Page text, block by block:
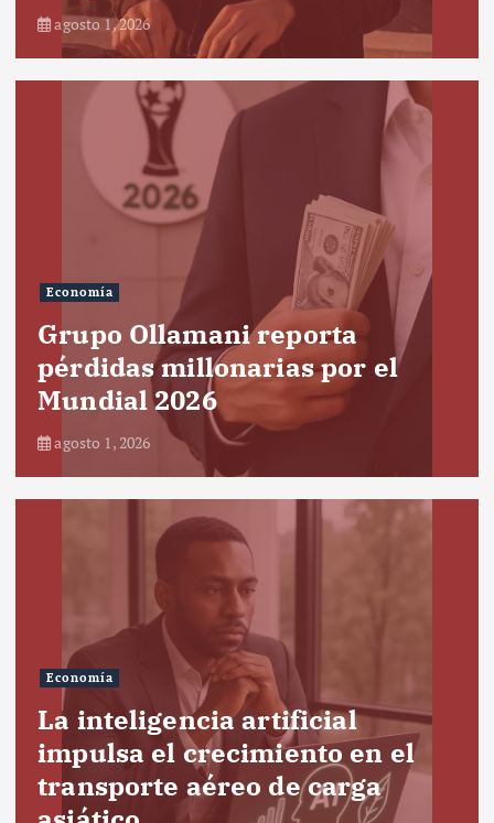
agosto 1, 2026
Economía
Grupo Ollamani reporta
pérdidas millonarias por el
Mundial 2026
agosto 1, 2026
Economía
La inteligencia artificial
impulsa el crecimiento en el
transporte aéreo de carga